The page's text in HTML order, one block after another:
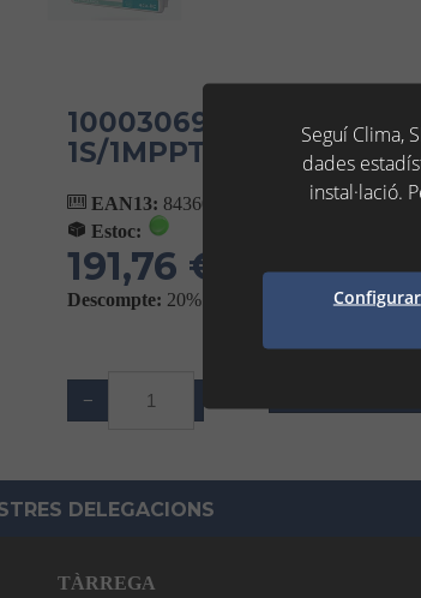
10003069 - CAIXA
1S/1MPPT - TOSCANO
EAN13: 8436041057604
Estoc:
191,76 €
(IVA No Inclòs)
Descompte: 20%
−
DELEGACIONS
TÀRREGA
Seguí Clima,
dades
instal·lació.
Configurar